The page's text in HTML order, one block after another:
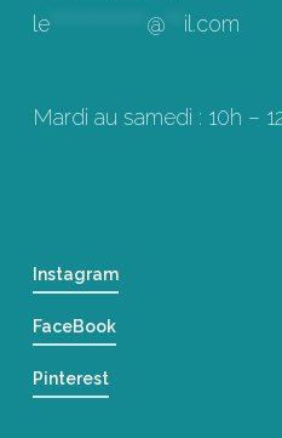
le**************** @ il.com
Mardi au samedi : 10h –
Instagram
FaceBook
Pinterest